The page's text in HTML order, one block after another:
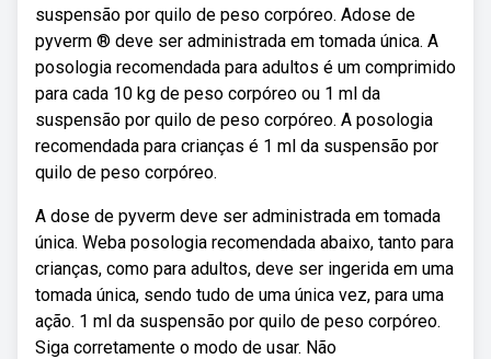
suspensão por quilo de peso corpóreo. Adose de
pyverm ® deve ser administrada em tomada única. A
posologia recomendada para adultos é um comprimido
para cada 10 kg de peso corpóreo ou 1 ml da
suspensão por quilo de peso corpóreo. A posologia
recomendada para crianças é 1 ml da suspensão por
quilo de peso corpóreo.
A dose de pyverm deve ser administrada em tomada
única. Weba posologia recomendada abaixo, tanto para
crianças, como para adultos, deve ser ingerida em uma
tomada única, sendo tudo de uma única vez, para uma
ação. 1 ml da suspensão por quilo de peso corpóreo.
Siga corretamente o modo de usar. Não